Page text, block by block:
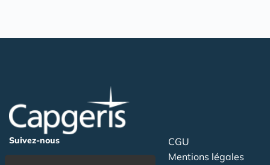
Suivez-nous
CGU
Mentions légales